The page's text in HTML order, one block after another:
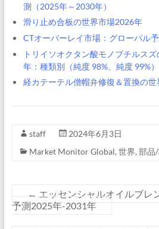
測（2025年～2030年）
滑り止め合板の世界市場2026年
CTオーバーレイ市場：グローバル
トリイソオクタン酸モノブチルス
年：種類別（純度 98%、純度 99%）
経カテーテル僧帽弁修復＆置換の
staff
2024年6月3日
Market Monitor Global, 世界, 部品
← エッセンシャルオイルブレ
予測2025年-2031年